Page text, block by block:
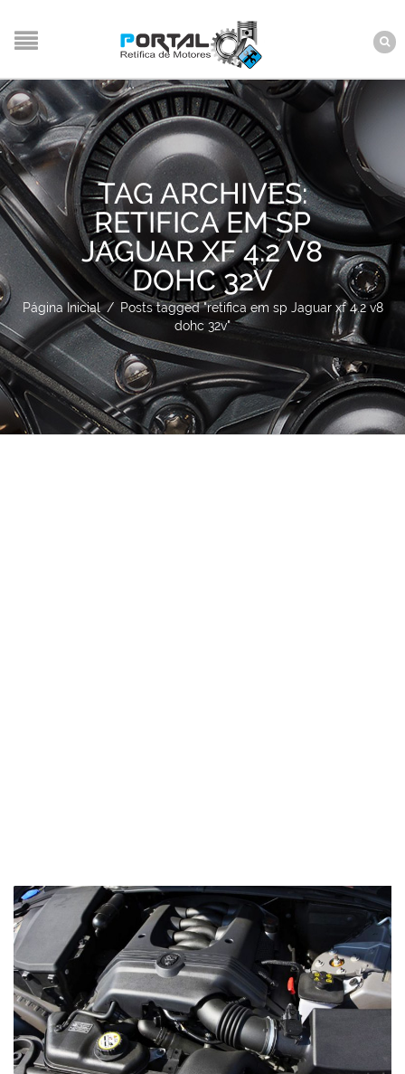
TAG ARCHIVES:
RETIFICA EM SP
JAGUAR XF 4.2 V8
DOHC 32V
Página Inicial / Posts tagged "retifica em sp Jaguar xf 4.2 v8
dohc 32v"